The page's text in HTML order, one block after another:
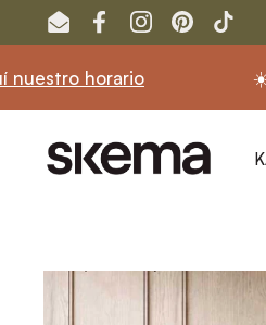
Ir al contenido
EmailFacebookInstagram
PinterestTikTok
horario ☀️ En